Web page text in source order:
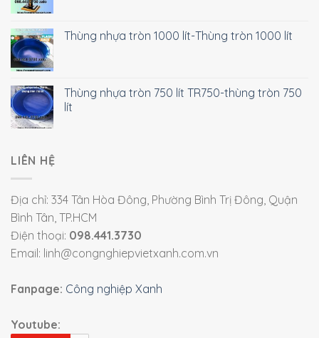
Thùng nhựa tròn 1000 lít-Thùng tròn 1000 lít
Thùng nhựa tròn 750 lít TR750-thùng tròn 750
lít
LIÊN HỆ
Địa chỉ: 334 Tân Hòa Đông, Phường Bình Trị Đông, Quận
Bình Tân, TP.HCM
Điện thoại: 098.441.3730
Email: linh@congnghiepvietxanh.com.vn
Fanpage: Công nghiệp Xanh
Youtube: